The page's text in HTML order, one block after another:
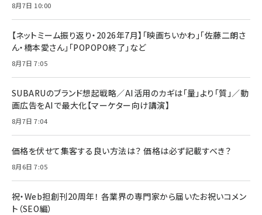
8月7日 10:00
【ネットミーム振り返り・2026年7月】「映画ちいかわ」「佐藤二朗さ
ん・橋本愛さん」「POPOPO終了」など
8月7日 7:05
SUBARUのブランド想起戦略／AI活用のカギは「量」より「質」／動
画広告をAIで最大化【マーケター向け講演】
8月7日 7:04
価格を伏せて集客する良い方法は？ 価格は必ず記載すべき？
8月6日 7:05
祝・Web担創刊20周年！ 各業界の専門家から届いたお祝いコメン
ト（SEO編）